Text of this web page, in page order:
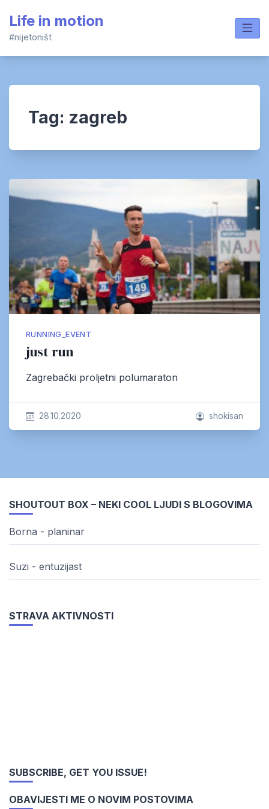
content
Life in motion
#nijetoništ
Tag: zagreb
RUNNING_EVENT
just run
Zagrebački proljetni polumaraton
28.10.2020 shokisan
SHOUTOUT BOX – NEKI COOL LJUDI S BLOGOVIMA
Borna - planinar
Suzi - entuzijast
STRAVA AKTIVNOSTI
SUBSCRIBE, GET YOU ISSUE!
OBAVIJESTI ME O NOVIM POSTOVIMA